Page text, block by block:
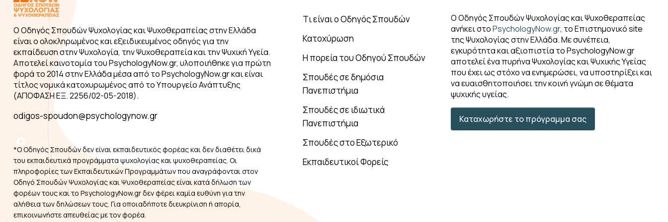
Ο Οδηγός Σπουδών Ψυχολογίας και Ψυχοθεραπείας στην Ελλάδα
είναι ο ολοκληρωμένος και εξειδικευμένος οδηγός για την
εκπαίδευση στην Ψυχολογία, την Ψυχοθεραπεία και την Ψυχική Υγεία.
Αποτελεί καινοτομία του PsychologyNow.gr, υλοποιήθηκε για πρώτη
φορά το 2014 στην Ελλάδα μέσα από το PsychologyNow.gr και είναι
τίτλος νομικά κατοχυρωμένος από το Υπουργείο Ανάπτυξης
(ΑΠΟΦΑΣΗ ΕΞ. 2256/02-05-2018).
odigos-spoudon@psychologynow.gr
*Ο Οδηγός Σπουδών δεν είναι εκπαιδευτικός φορέας και δεν διαθέτει δικά
του εκπαιδευτικά προγράμματα ψυχολογίας και ψυχοθεραπείας. Οι
πληροφορίες των Εκπαιδευτικών Προγραμμάτων που αναγράφονται στον
Οδηγό Σπουδών Ψυχολογίας και Ψυχοθεραπείας είναι κατά δήλωση των
φορέων τους και το PsychologyNow.gr δεν φέρει καμία ευθύνη για την
αλήθεια των δηλώσεων τους. Για οποιαδήποτε διευκρίνιση ή απορία,
επικοινωνήστε απευθείας με τον φορέα.
Tι είναι ο Οδηγός Σπουδών
Κατοχύρωση
Η πορεία του Οδηγού Σπουδών
Σπουδές σε δημόσια
Πανεπιστήμια
Σπουδές σε ιδιωτικά
Πανεπιστήμια
Σπουδές στο Εξωτερικό
Εκπαιδευτικοί Φορείς
Ο Οδηγός Σπουδών Ψυχολογίας και Ψυχοθεραπείας
ανήκει στοPsychologyNow.gr, το Επιστημονικό site
της Ψυχολογίας στην Ελλάδα. Με συνέπεια,
εγκυρότητα και αξιοπιστία το PsychologyΝow.gr
αποτελεί ένα πυρήνα Ψυχολογίας και Ψυχικής Υγείας
που έχει ως στόχο να ενημερώσει, να υποστηρίξει και
να ευαισθητοποιήσει την κοινή γνώμη σε θέματα
ψυχικής υγείας.
Καταχωρήστε το πρόγραμμα σας